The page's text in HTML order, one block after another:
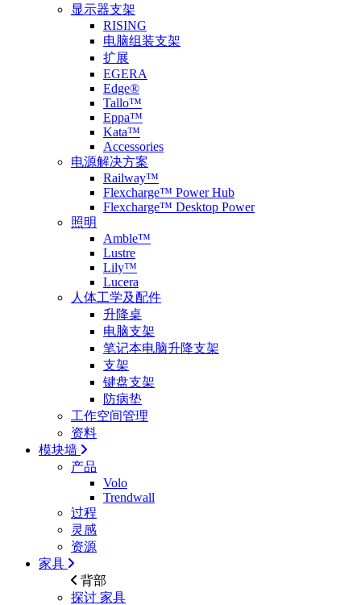
显示器支架
RISING
电脑组装支架
扩展
EGERA
Edge®
Tallo™
Eppa™
Kata™
Accessories
电源解决方案
Railway™
Flexcharge™ Power Hub
Flexcharge™ Desktop Power
照明
Amble™
Lustre
Lily™
Lucera
人体工学及配件
升降桌
电脑支架
笔记本电脑升降支架
支架
键盘支架
防病垫
工作空间管理
资料
模块墙
产品
Volo
Trendwall
过程
灵感
资源
家具
背部
探讨 家具